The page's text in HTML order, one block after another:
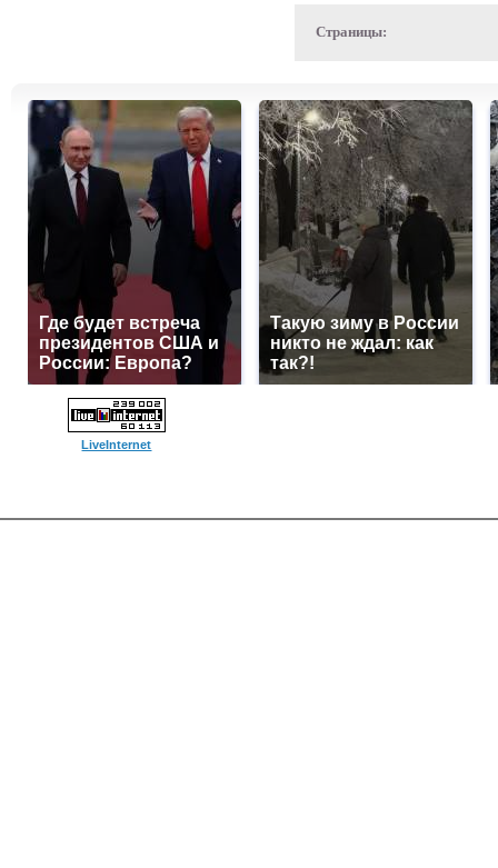
Страницы:
Где будет встреча
президентов США и
России: Европа?
Такую зиму в России
никто не ждал: как
так?!
LiveInternet